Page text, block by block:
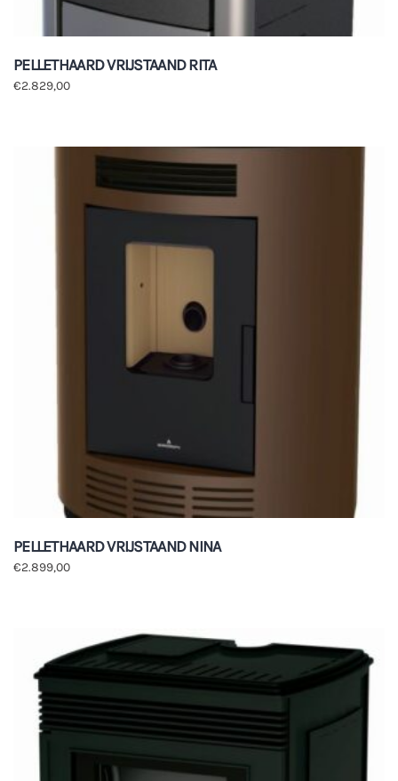
PELLETHAARD VRIJSTAAND RITA
€2.829,00
PELLETHAARD VRIJSTAAND NINA
€2.899,00